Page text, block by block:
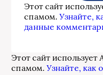
Этот сайт
спамом.Узнайте,
данные
Этот сайт
спамом.Узнайте, как